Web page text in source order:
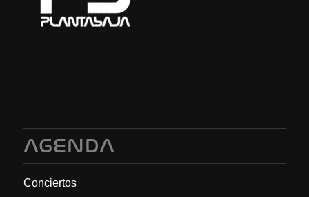
AGENDA
Conciertos